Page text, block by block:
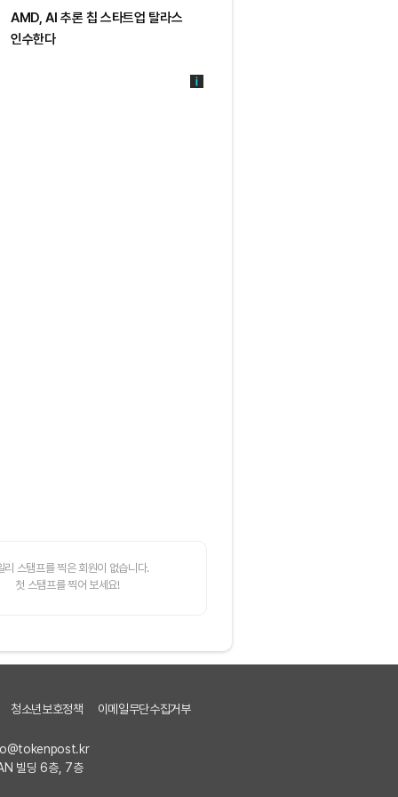
AMD, AI 추론 칩 스타트업 탈라스
인수한다
리 스탬프를 찍은 회원이 없습니다.
첫 스탬프를 찍어 보세요!
청소년보호정책 이메일무단수집거부
빌딩 6층, 7층